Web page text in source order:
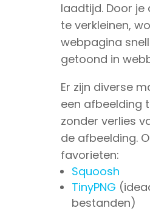
laadtijd. Door je
te verkleinen,
webpagina
getoond in
Er zijn diverse
een afbeelding
zonder verlies
de afbeelding.
favorieten:
Squoosh
TinyPNG
bestanden)